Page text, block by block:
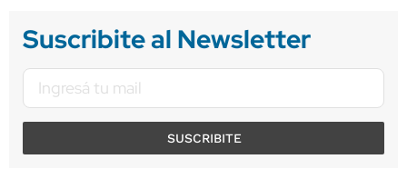
Suscribite al Newsletter
SUSCRIBITE